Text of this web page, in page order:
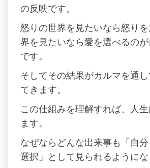
の反映です。
怒りの世界を見たいなら怒り
界を見たいなら愛を選べるの
です。
そしてその結果がカルマを通
てきます。
この仕組みを理解すれば、人
ます。
なぜならどんな出来事も「自
選択」として見られるようにな